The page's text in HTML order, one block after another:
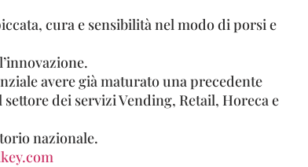
cura e sensibilità nel modo di porsi e
avere già maturato una precedente
dei servizi Vending, Retail, Horeca e
nazionale.